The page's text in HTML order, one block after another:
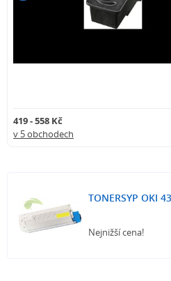
419 - 558 Kč
v 5 obchodech
TONERSYP OKI
Nejnižší cena!